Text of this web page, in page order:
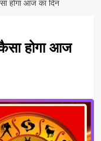
होगा आज का दिन
होगा आज